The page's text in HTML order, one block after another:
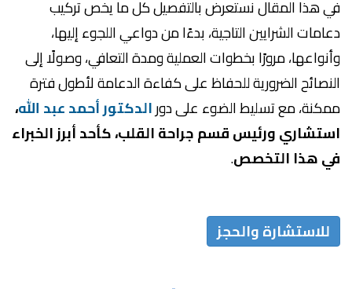
في هذا المقال نستعرض بالتفصيل كل ما يخص تركيب
دعامات الشرايين التاجية، بدءًا من دواعي اللجوء إليها،
وأنواعها، مرورًا بخطوات العملية ومدة التعافي، وصولًا إلى
النصائح الضرورية للحفاظ على كفاءة الدعامة لأطول فترة
ممكنة، مع تسليط الضوء على دورالدكتور أحمد عبد الله،
استشاري ورئيس قسم جراحة القلب، كأحد أبرز الخبراء
في هذا التخصص.
للاستشارة والحجز